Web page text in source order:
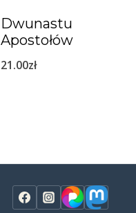
Dwunastu
Apostołów
21.00zł